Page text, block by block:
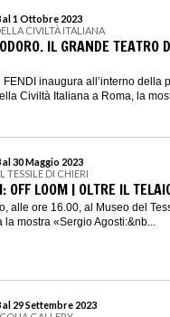
al 1 Ottobre 2023
CIVILTÀ ITALIANA
IL GRANDE TEATRO
inaugura all’interno della
Civiltà Italiana a Roma, la
30 Maggio 2023
TESSILE DI CHIERI
OFF LOOM | OLTRE IL
alle ore 16.00, al Museo del
mostra «Sergio Agosti:&nb...
29 Settembre 2023